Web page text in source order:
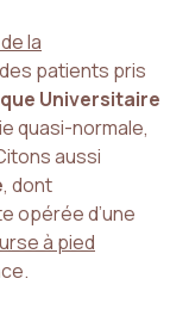
la
patients pris
Universitaire
quasi-normale,
aussi
, dont
opérée d’une
à pied